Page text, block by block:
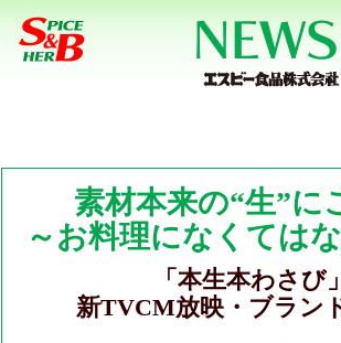
素材本来の“生”に
～お料理になくては
「本生本わさ
新TVCM放映・ブラ